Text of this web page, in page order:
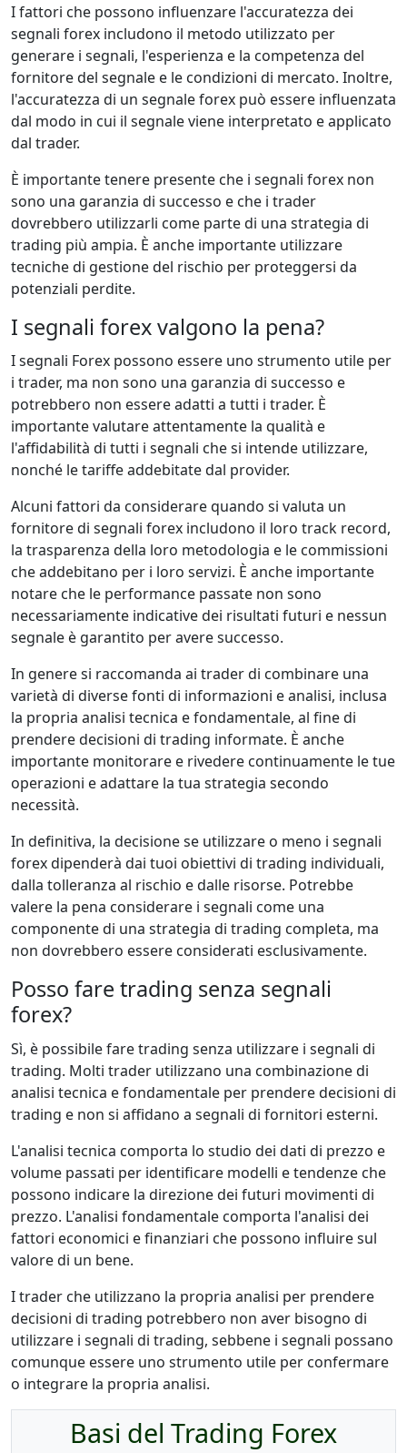
I fattori che possono influenzare l'accuratezza dei
segnali forex includono il metodo utilizzato per
generare i segnali, l'esperienza e la competenza del
fornitore del segnale e le condizioni di mercato. Inoltre,
l'accuratezza di un segnale forex può essere influenzata
dal modo in cui il segnale viene interpretato e applicato
dal trader.
È importante tenere presente che i segnali forex non
sono una garanzia di successo e che i trader
dovrebbero utilizzarli come parte di una strategia di
trading più ampia. È anche importante utilizzare
tecniche di gestione del rischio per proteggersi da
potenziali perdite.
I segnali forex valgono la pena?
I segnali Forex possono essere uno strumento utile per
i trader, ma non sono una garanzia di successo e
potrebbero non essere adatti a tutti i trader. È
importante valutare attentamente la qualità e
l'affidabilità di tutti i segnali che si intende utilizzare,
nonché le tariffe addebitate dal provider.
Alcuni fattori da considerare quando si valuta un
fornitore di segnali forex includono il loro track record,
la trasparenza della loro metodologia e le commissioni
che addebitano per i loro servizi. È anche importante
notare che le performance passate non sono
necessariamente indicative dei risultati futuri e nessun
segnale è garantito per avere successo.
In genere si raccomanda ai trader di combinare una
varietà di diverse fonti di informazioni e analisi, inclusa
la propria analisi tecnica e fondamentale, al fine di
prendere decisioni di trading informate. È anche
importante monitorare e rivedere continuamente le tue
operazioni e adattare la tua strategia secondo
necessità.
In definitiva, la decisione se utilizzare o meno i segnali
forex dipenderà dai tuoi obiettivi di trading individuali,
dalla tolleranza al rischio e dalle risorse. Potrebbe
valere la pena considerare i segnali come una
componente di una strategia di trading completa, ma
non dovrebbero essere considerati esclusivamente.
Posso fare trading senza segnali
forex?
Sì, è possibile fare trading senza utilizzare i segnali di
trading. Molti trader utilizzano una combinazione di
analisi tecnica e fondamentale per prendere decisioni di
trading e non si affidano a segnali di fornitori esterni.
L'analisi tecnica comporta lo studio dei dati di prezzo e
volume passati per identificare modelli e tendenze che
possono indicare la direzione dei futuri movimenti di
prezzo. L'analisi fondamentale comporta l'analisi dei
fattori economici e finanziari che possono influire sul
valore di un bene.
I trader che utilizzano la propria analisi per prendere
decisioni di trading potrebbero non aver bisogno di
utilizzare i segnali di trading, sebbene i segnali possano
comunque essere uno strumento utile per confermare
o integrare la propria analisi.
Basi del Trading Forex